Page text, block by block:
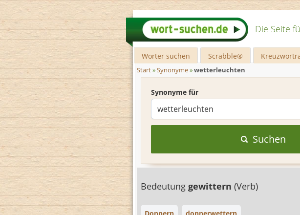
Die Seite
Wörter suchen Scrabble®
Start»Synonyme»wetterleuchten
Synonyme für
Suchen
Bedeutung gewittern (Verb)